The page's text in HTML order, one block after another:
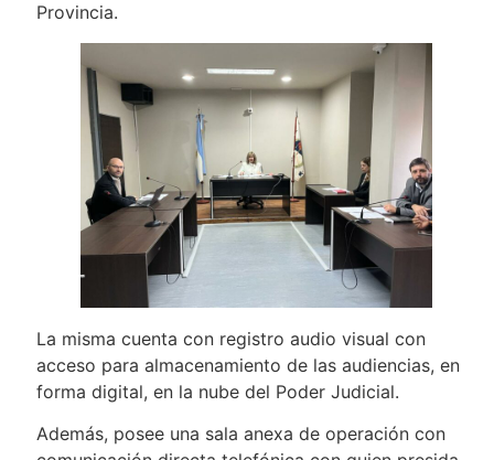
Provincia.
La misma cuenta con registro audio visual con
acceso para almacenamiento de las audiencias, en
forma digital, en la nube del Poder Judicial.
Además, posee una sala anexa de operación con